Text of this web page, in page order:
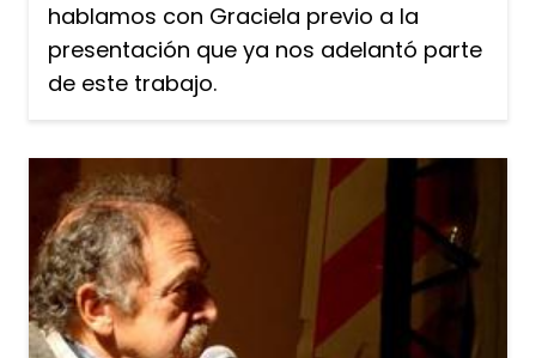
hablamos con Graciela previo a la
presentación que ya nos adelantó parte
de este trabajo.